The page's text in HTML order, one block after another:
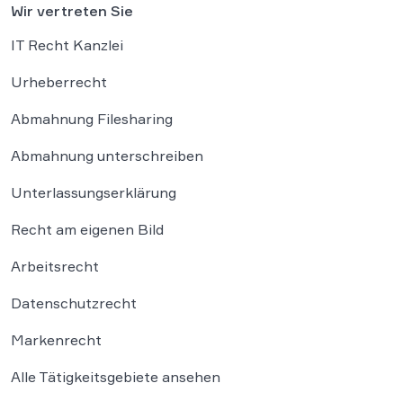
Wir vertreten Sie
IT Recht Kanzlei
Urheberrecht
Abmahnung Filesharing
Abmahnung unterschreiben
Unterlassungserklärung
Recht am eigenen Bild
Arbeitsrecht
Datenschutzrecht
Markenrecht
Alle Tätigkeitsgebiete ansehen